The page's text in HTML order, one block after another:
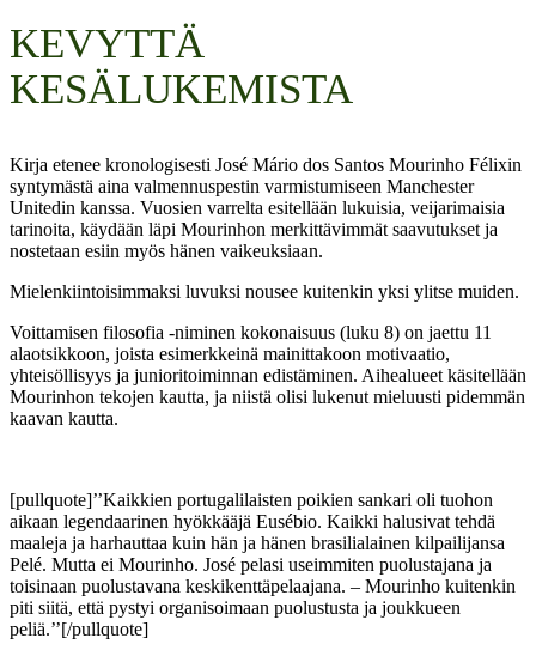
KEVYTTÄ
KESÄLUKEMISTA
Kirja etenee kronologisesti José Mário dos Santos Mourinho Félixin
syntymästä aina valmennuspestin varmistumiseen Manchester
Unitedin kanssa. Vuosien varrelta esitellään lukuisia, veijarimaisia
tarinoita, käydään läpi Mourinhon merkittävimmät saavutukset ja
nostetaan esiin myös hänen vaikeuksiaan.
Mielenkiintoisimmaksi luvuksi nousee kuitenkin yksi ylitse muiden.
Voittamisen filosofia -niminen kokonaisuus (luku 8) on jaettu 11
alaotsikkoon, joista esimerkkeinä mainittakoon motivaatio,
yhteisöllisyys ja junioritoiminnan edistäminen. Aihealueet käsitellään
Mourinhon tekojen kautta, ja niistä olisi lukenut mieluusti pidemmän
kaavan kautta.
[pullquote]’’Kaikkien portugalilaisten poikien sankari oli tuohon
aikaan legendaarinen hyökkääjä Eusébio. Kaikki halusivat tehdä
maaleja ja harhauttaa kuin hän ja hänen brasilialainen kilpailijansa
Pelé. Mutta ei Mourinho. José pelasi useimmiten puolustajana ja
toisinaan puolustavana keskikenttäpelaajana. – Mourinho kuitenkin
piti siitä, että pystyi organisoimaan puolustusta ja joukkueen
peliä.’’[/pullquote]